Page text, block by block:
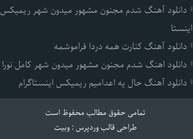
دانلود آهنگ شدم مجنون مشهور میدون شهر ریمیکس
اینستا
دانلود آهنگ کنارت همه دردا فراموشمه
دانلود اهنگ شدم مجنون مشهور میدون شهر کامل نورا
دانلود آهنگ حال یه اعدامیم ریمیکس اینستاگرام
تمامی حقوق مطالب محفوظ است
طراحی قالب وردپرس:وبیت